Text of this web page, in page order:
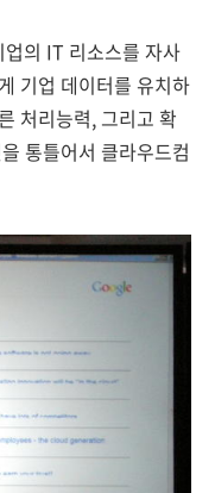
의 IT 리소스를 자사
기업 데이터를 유치하
처리능력, 그리고 확
통틀어서 클라우드컴